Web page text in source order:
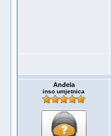
Anđela
inso umjetnica